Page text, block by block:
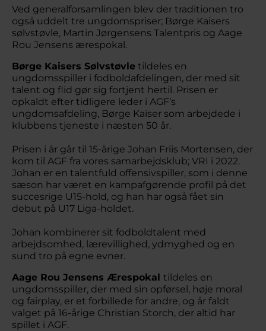
Ved generalforsamlingen blev der traditionen tro
også uddelt tre ungdomspriser; Børge Kaisers
sølvstøvle, Martin Jørgensens Talentpris og Aage
Rou Jensens ærespokal.
Børge Kaisers Sølvstøvle tildeles en
ungdomsspiller i fodboldafdelingen, der med sit
talent og flid gør sig fortjent hertil. Prisen er
opkaldt efter tidligere leder i AGF’s
ungdomsafdeling, Børge Kaiser som arbejdede i
klubbens tjeneste i næsten 50 år.
Prisen i år går til 15-årige Johan Friis Mortensen, der
kom til AGF fra vores samarbejdsklub; VRI i 2022.
Johan er en talentfuld offensivspiller, som i denne
sæson har været en kampafgørende profil på det
succesrige U15-hold, og han har også fået sin
debut på U17 Liga-holdet.
Johan kombinerer sit fodboldtalent med
arbejdsomhed, lærevillighed, ydmyghed og en
sund tro på egne evner.
Aage Rou Jensens Ærespokal tildeles en
ungdomsspiller, der med sin opførsel, høje moral
og fairplay, er et forbillede for andre, og år faldt
valget på 16-årige Christian Storch, der altid har
spillet i AGF.